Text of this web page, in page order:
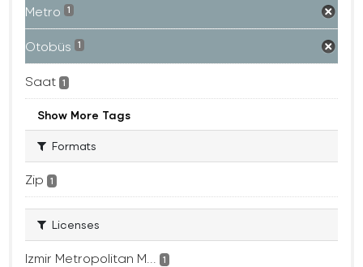
Metro 1
Otobüs 1
Saat 1
Show More Tags
Formats
Zip 1
Licenses
Izmir Metropolitan M... 1